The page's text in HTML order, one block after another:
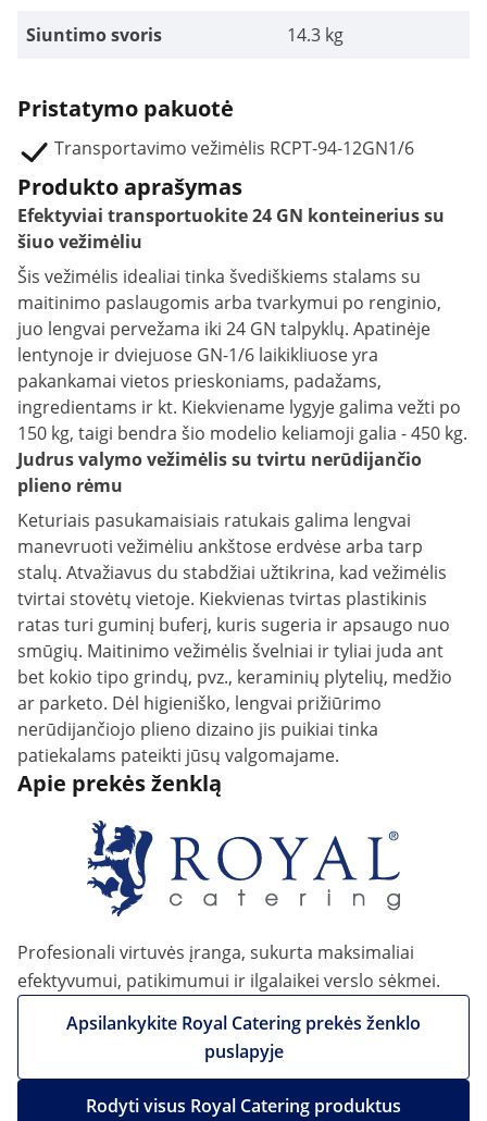
Siuntimo svoris 14.3 kg
Pristatymo pakuotė
Transportavimo vežimėlis RCPT-94-12GN1/6
Produkto aprašymas
Efektyviai transportuokite 24 GN konteinerius su
šiuo vežimėliu
Šis vežimėlis idealiai tinka švediškiems stalams su
maitinimo paslaugomis arba tvarkymui po renginio,
juo lengvai pervežama iki 24 GN talpyklų. Apatinėje
lentynoje ir dviejuose GN-1/6 laikikliuose yra
pakankamai vietos prieskoniams, padažams,
ingredientams ir kt. Kiekviename lygyje galima vežti po
150 kg, taigi bendra šio modelio keliamoji galia - 450 kg.
Judrus valymo vežimėlis su tvirtu nerūdijančio
plieno rėmu
Keturiais pasukamaisiais ratukais galima lengvai
manevruoti vežimėliu ankštose erdvėse arba tarp
stalų. Atvažiavus du stabdžiai užtikrina, kad vežimėlis
tvirtai stovėtų vietoje. Kiekvienas tvirtas plastikinis
ratas turi guminį buferį, kuris sugeria ir apsaugo nuo
smūgių. Maitinimo vežimėlis švelniai ir tyliai juda ant
bet kokio tipo grindų, pvz., keraminių plytelių, medžio
ar parketo. Dėl higieniško, lengvai prižiūrimo
nerūdijančiojo plieno dizaino jis puikiai tinka
patiekalams pateikti jūsų valgomajame.
Apie prekės ženklą
Profesionali virtuvės įranga, sukurta maksimaliai
efektyvumui, patikimumui ir ilgalaikei verslo sėkmei.
Apsilankykite Royal Catering prekės ženklo
puslapyje
Rodyti visus Royal Catering produktus